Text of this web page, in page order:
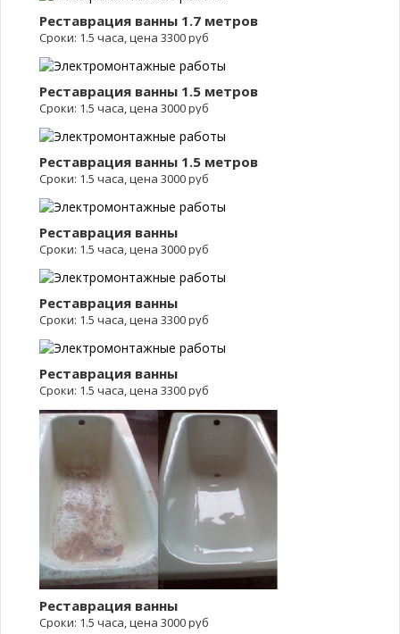
Реставрация ванны 1.7 метров
Сроки: 1.5 часа, цена 3300 руб
Реставрация ванны 1.5 метров
Сроки: 1.5 часа, цена 3000 руб
Реставрация ванны 1.5 метров
Сроки: 1.5 часа, цена 3000 руб
Реставрация ванны
Сроки: 1.5 часа, цена 3000 руб
Реставрация ванны
Сроки: 1.5 часа, цена 3300 руб
Реставрация ванны
Сроки: 1.5 часа, цена 3300 руб
Реставрация ванны
Сроки: 1.5 часа, цена 3000 руб